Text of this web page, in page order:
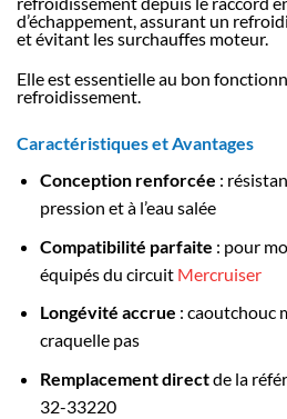
d’échappement, assurant un
et évitant les surchauffes moteur.
Elle est essentielle au bon
refroidissement.
Caractéristiques et Avantages
Conception renforcée :
pression et à l’eau salée
Compatibilité parfaite : pour
équipés du circuit Mercruiser
Longévité accrue : caoutchouc
craquelle pas
Remplacement directde la
32-33220